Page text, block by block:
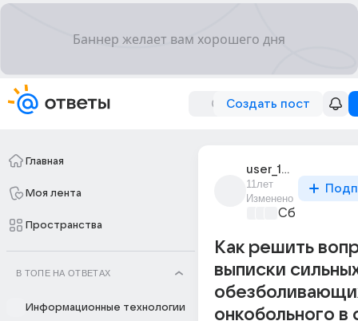
Создать пост
Главная
Моя лента
Пространства
В ТОПЕ НА ОТВЕТАХ
Информационные технологии
user_19128702
11лет
Изменено
Сборная
Как решить
выписки
онкобольного в